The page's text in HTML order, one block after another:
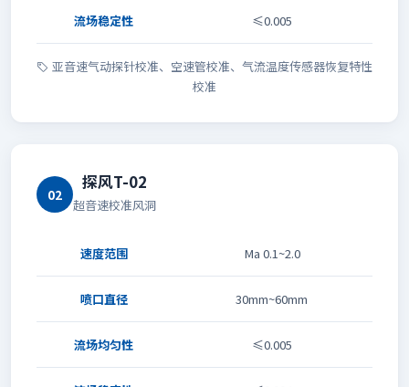
流场稳定性 ≤0.005
亚音速气动探针校准、空速管校准、气流温度传感器恢复特性
校准
02
探风T-02
超音速校准风洞
速度范围 Ma 0.1~2.0
喷口直径 30mm~60mm
流场均匀性 ≤0.005